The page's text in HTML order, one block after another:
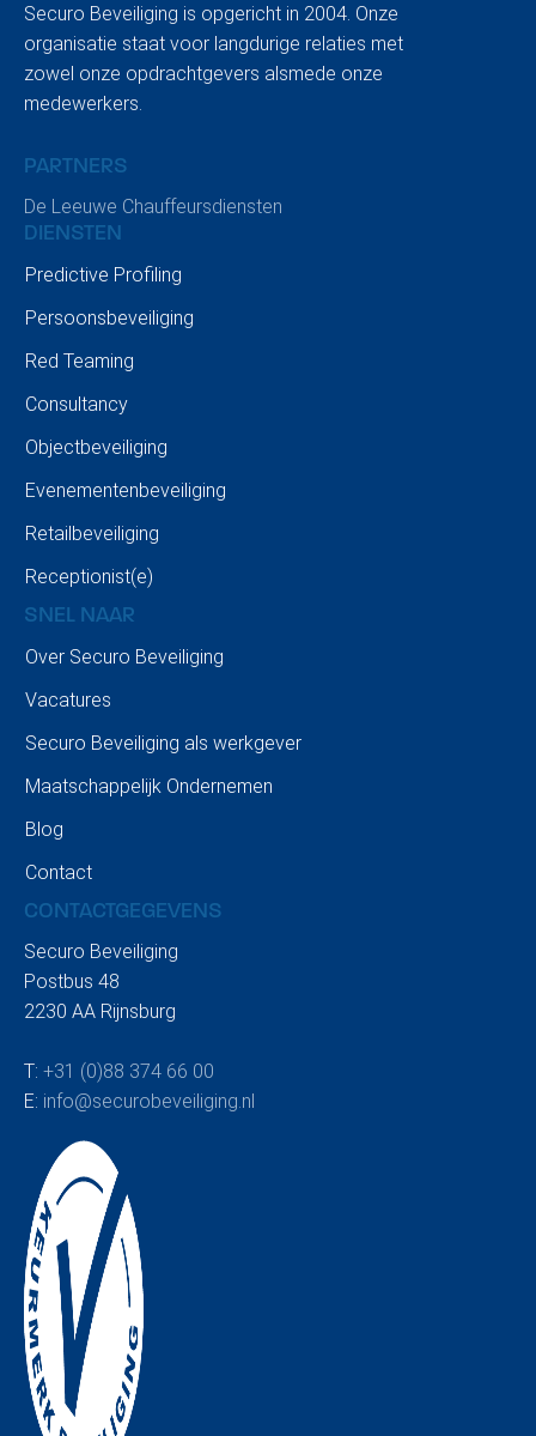
BLOGARTIKEL
Swim to fight cancer (Edition 3
Securo Beveiliging is opgericht in 2004. Onze
organisatie staat voor langdurige relaties met
zowel onze opdrachtgevers alsmede onze
medewerkers.
PARTNERS
De Leeuwe Chauffeursdiensten
DIENSTEN
Predictive Profiling
Persoonsbeveiliging
Red Teaming
Consultancy
Objectbeveiliging
Evenementenbeveiliging
Retailbeveiliging
Receptionist(e)
SNEL NAAR
Over Securo Beveiliging
Vacatures
Securo Beveiliging als werkgever
Maatschappelijk Ondernemen
Blog
Contact
CONTACTGEGEVENS
Securo Beveiliging
Postbus 48
2230 AA Rijnsburg
T: +31 (0)88 374 66 00
E: info@securobeveiliging.nl